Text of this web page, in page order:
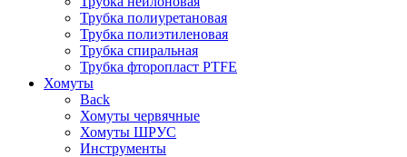
Трубка полиуретановая
Трубка полиэтиленовая
Трубка спиральная
Трубка фторопласт PTFE
Хомуты
Back
Хомуты червячные
Хомуты ШРУС
Инструменты